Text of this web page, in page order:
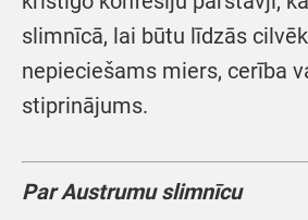
slimnīcā, lai būtu līdzās
nepieciešams miers, cerība
stiprinājums.
Par Austrumu slimnīcu